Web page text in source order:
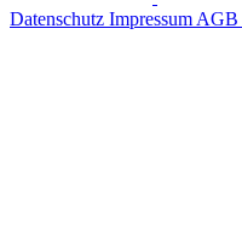
Datenschutz Impressum AGB